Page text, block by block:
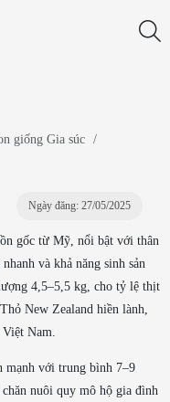
giống Gia súc
/
Ngày đăng: 27/05/2025
gốc từ Mỹ, nổi bật với thân
và khả năng sinh sản
4,5–5,5 kg, cho tỷ lệ thịt
New Zealand hiền lành,
Nam.
mạnh với trung bình 7–9
nuôi quy mô hộ gia đình